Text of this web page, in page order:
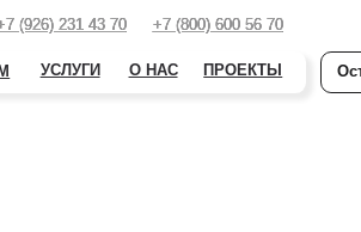
Оставить заявку
+7 (800) 600 56 70
+7 (800) 600 56 70
ПРОЕКТЫ
О НАС